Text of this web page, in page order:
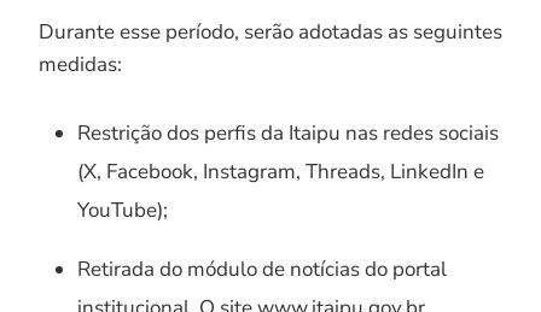
Durante esse período, serão adotadas as seguintes
medidas:
Restrição dos perfis da Itaipu nas redes sociais
(X, Facebook, Instagram, Threads, LinkedIn e
YouTube);
Retirada do módulo de notícias do portal